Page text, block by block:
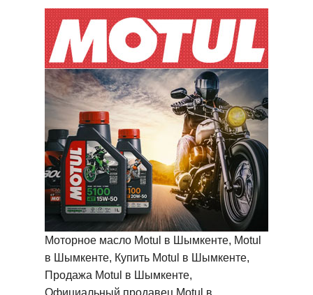
Моторное масло Motul в Шымкенте, Motul
в Шымкенте, Купить Motul в Шымкенте,
Продажа Motul в Шымкенте,
Официальный продавец Motul в